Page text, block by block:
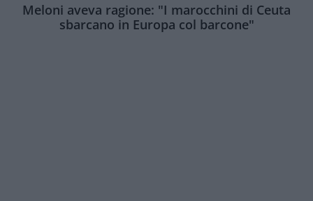
Meloni aveva ragione: "I marocchini di Ceuta
sbarcano in Europa col barcone"